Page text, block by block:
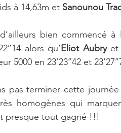
à 14,63m et Sanounou
bien commencé à
alors qu’Eliot Aubry et
5000 en 23’23’’42 et
pas terminer cette
homogènes qui
presque tout gagné !!!